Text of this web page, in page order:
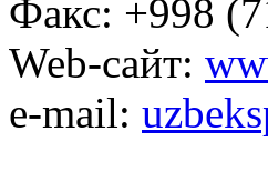
Факс: +998
Web-сайт:
e-mail: